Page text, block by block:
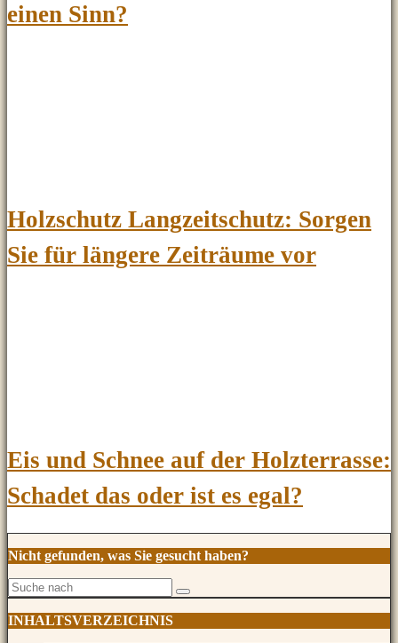
einen Sinn?
Holzschutz Langzeitschutz: Sorgen
Sie für längere Zeiträume vor
Eis und Schnee auf der Holzterrasse:
Schadet das oder ist es egal?
Nicht gefunden, was Sie gesucht haben?
INHALTSVERZEICHNIS